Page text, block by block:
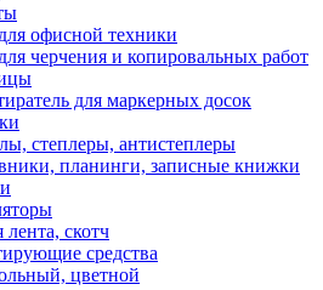
офисной техники
черчения и копировальных работ
для маркерных досок
степлеры, антистеплеры
планинги, записные книжки
лента, скотч
средства
цветной